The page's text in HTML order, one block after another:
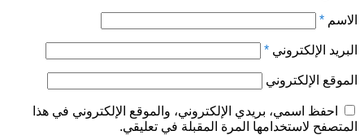
الاسم *
البريد الإلكتروني *
الموقع الإلكتروني
احفظ اسمي، بريدي الإلكتروني، والموقع الإلكتروني في هذا
المتصفح لاستخدامها المرة المقبلة في تعليقي.